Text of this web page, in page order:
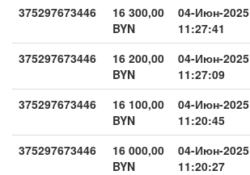
375297673446
16 300,00
BYN
04-Июн-2025
11:27:41
375297673446
16 200,00
BYN
04-Июн-2025
11:27:09
375297673446
16 100,00
BYN
04-Июн-2025
11:20:45
375297673446
16 000,00
BYN
04-Июн-2025
11:20:27